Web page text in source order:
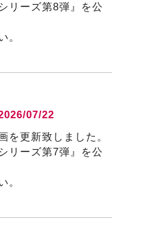
リーズ第8弾』を公
。
07/22
を更新致しました。
リーズ第7弾』を公
。